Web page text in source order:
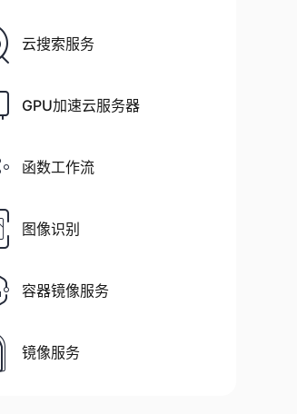
云搜索服务
GPU加速云服务器
函数工作流
图像识别
容器镜像服务
镜像服务